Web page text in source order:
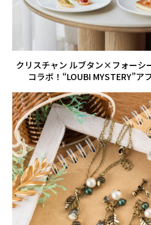
クリスチャン ルブタン×フォーシ
コラボ！“LOUBI MYSTERY”ア